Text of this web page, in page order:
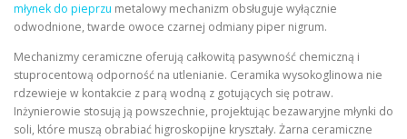
młynek do pieprzu metalowy mechanizm obsługuje wyłącznie
odwodnione, twarde owoce czarnej odmiany piper nigrum.
Mechanizmy ceramiczne oferują całkowitą pasywność chemiczną i
stuprocentową odporność na utlenianie. Ceramika wysokoglinowa nie
rdzewieje w kontakcie z parą wodną z gotujących się potraw.
Inżynierowie stosują ją powszechnie, projektując bezawaryjne młynki do
soli, które muszą obrabiać higroskopijne kryształy. Żarna ceramiczne